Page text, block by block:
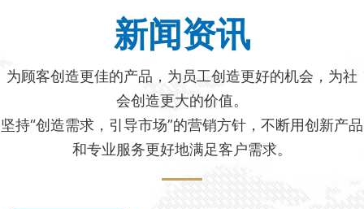
新闻资讯
为顾客创造更佳的产品，为员工创造更好的机会，为社
会创造更大的价值。
坚持“创造需求，引导市场”的营销方针，不断用创新产品
和专业服务更好地满足客户需求。